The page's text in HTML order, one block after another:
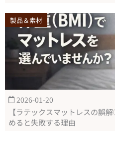
製品＆素材
2026-01-20
【ラテックスマットレスの誤
めると失敗する理由